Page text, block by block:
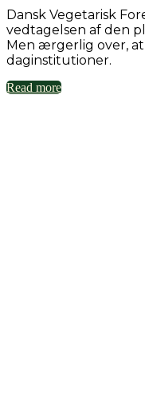
Dansk Vegetarisk
vedtagelsen af den
Men ærgerlig over,
daginstitutioner.
Read more